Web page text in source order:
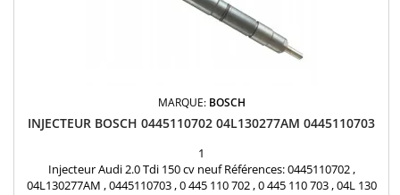
MARQUE: BOSCH
INJECTEUR BOSCH 0445110702 04L130277AM 0445110703
1
Injecteur Audi 2.0 Tdi 150 cv neuf Références: 0445110702 ,
04L130277AM , 0445110703 , 0 445 110 702 , 0 445 110 703 , 04L 130